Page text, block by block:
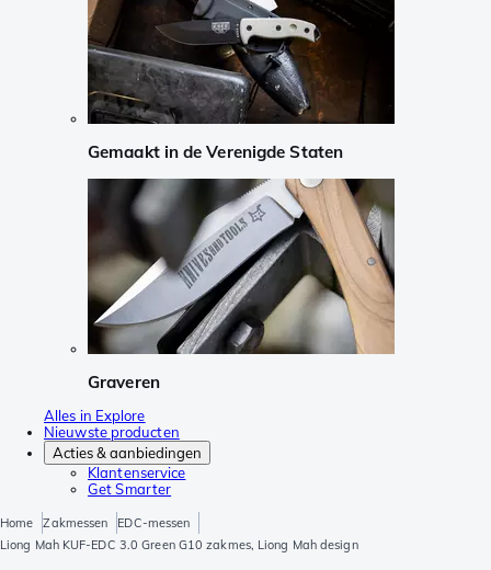
Gemaakt in de Verenigde Staten
Graveren
Alles in Explore
Nieuwste producten
Acties & aanbiedingen
Klantenservice
Get Smarter
Home Zakmessen
EDC-messen
Liong Mah KUF-EDC 3.0 Green G10 zakmes, Liong Mah design